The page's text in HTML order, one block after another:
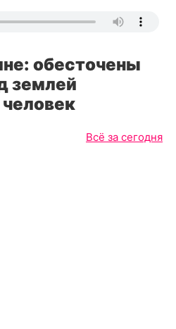
обесточены
землей
Всё за сегодня